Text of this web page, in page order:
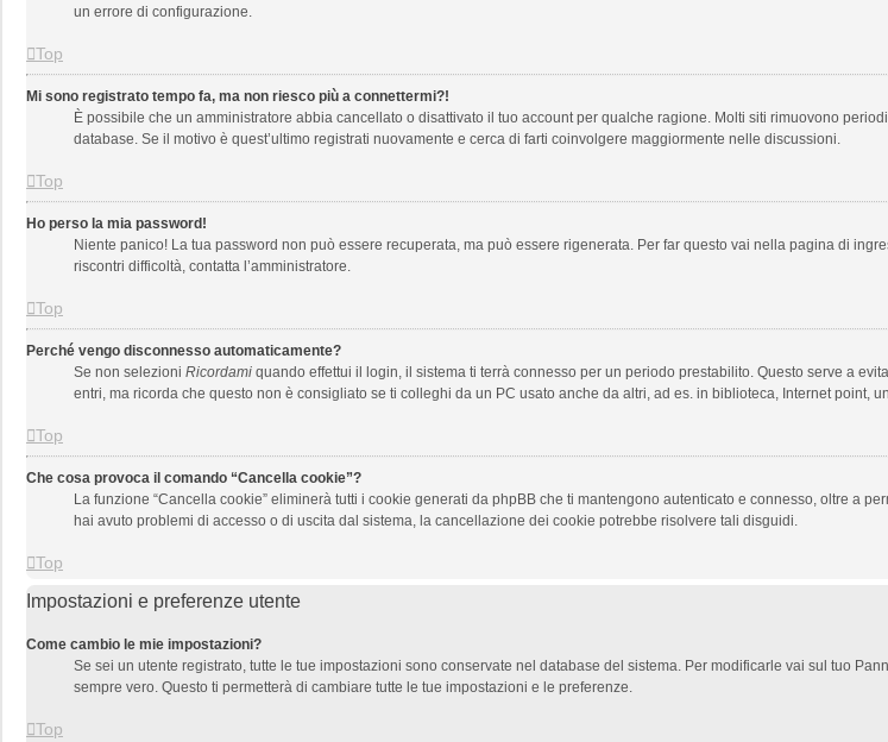
un errore di configurazione.
Top
Mi sono registrato tempo fa, ma non riesco più a connettermi?!
È possibile che un amministratore abbia cancellato o disattivato il tuo account per qualche ragione. Molti siti rimuovono
database. Se il motivo è quest’ultimo registrati nuovamente e cerca di farti coinvolgere maggiormente nelle discussioni.
Top
Ho perso la mia password!
Niente panico! La tua password non può essere recuperata, ma può essere rigenerata. Per far questo vai nella pagina di
riscontri difficoltà, contatta l’amministratore.
Top
Perché vengo disconnesso automaticamente?
Se non selezioni Ricordami quando effettui il login, il sistema ti terrà connesso per un periodo prestabilito. Questo serve a
entri, ma ricorda che questo non è consigliato se ti colleghi da un PC usato anche da altri, ad es. in biblioteca, Internet
Top
Che cosa provoca il comando “Cancella cookie”?
La funzione “Cancella cookie” eliminerà tutti i cookie generati da phpBB che ti mantengono autenticato e connesso, oltre a
hai avuto problemi di accesso o di uscita dal sistema, la cancellazione dei cookie potrebbe risolvere tali disguidi.
Top
Impostazioni e preferenze utente
Come cambio le mie impostazioni?
Se sei un utente registrato, tutte le tue impostazioni sono conservate nel database del sistema. Per modificarle vai sul tuo
sempre vero. Questo ti permetterà di cambiare tutte le tue impostazioni e le preferenze.
Top